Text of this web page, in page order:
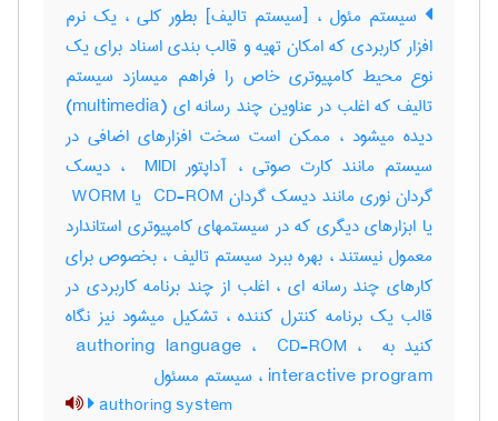
سیستم مئول ، [سیستم تالیف] بطور کلی ، یک نرم
افزار کاربردی که امکان تهیه و قالب بندی اسناد برای یک
نوع محیط کامپیوتری خاص را فراهم میسازد سیستم
تالیف که اغلب در عناوین چند رسانه ای (‎multimedia)
دیده میشود ، ممکن است سخت افزارهای اضافی در
سیستم مانند کارت صوتی ، آداپتور ‎ MIDI ، دیسک
گردان نوری مانند دیسک گردان ‎ CD-ROM یا ‎ WORM
یا ابزارهای دیگری که در سیستمهای کامپیوتری استاندارد
معمول نیستند ، بهره ببرد سیستم تالیف ، بخصوص برای
کارهای چند رسانه ای ، اغلب از چند برنامه کاربردی در
قالب یک برنامه کنترل کننده ، تشکیل میشود نیز نگاه
کنید به ‎ authoring language ، ‎ CD-ROM ، ‎
interactive program ، سیستم مسئول
authoring system